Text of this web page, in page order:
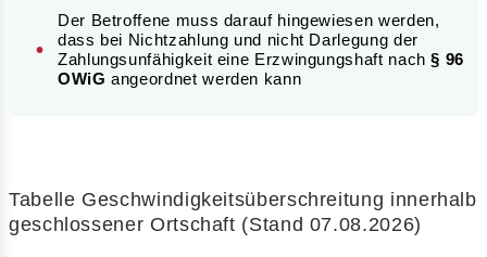
Der Betroffene muss darauf hingewiesen werden,
dass bei Nichtzahlung und nicht Darlegung der
Zahlungsunfähigkeit eine Erzwingungshaft nach§ 96
OWiG angeordnet werden kann
Tabelle Geschwindigkeitsüberschreitung innerhalb
geschlossener Ortschaft (Stand 07.08.2026)